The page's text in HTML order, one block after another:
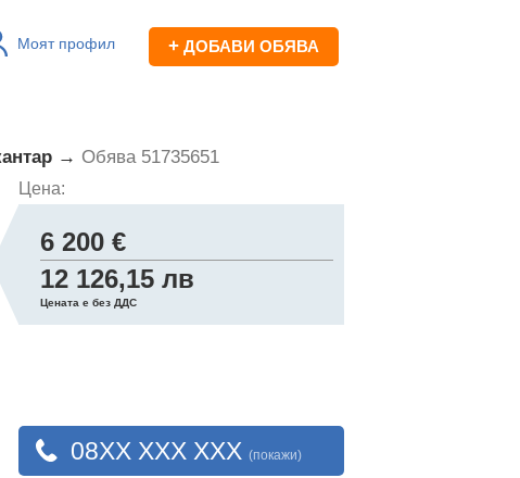
Моят профил + ДОБАВИ ОБЯВА
→ Обява 51735651
Цена:
6 200 €
12 126,15 лв
Цената е без ДДС
08XX XXX XXX (покажи)